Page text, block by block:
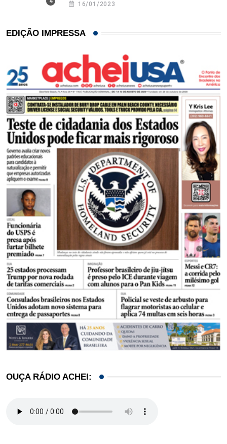
16/01/2023
EDIÇÃO IMPRESSA
OUÇA RÁDIO ACHEI: